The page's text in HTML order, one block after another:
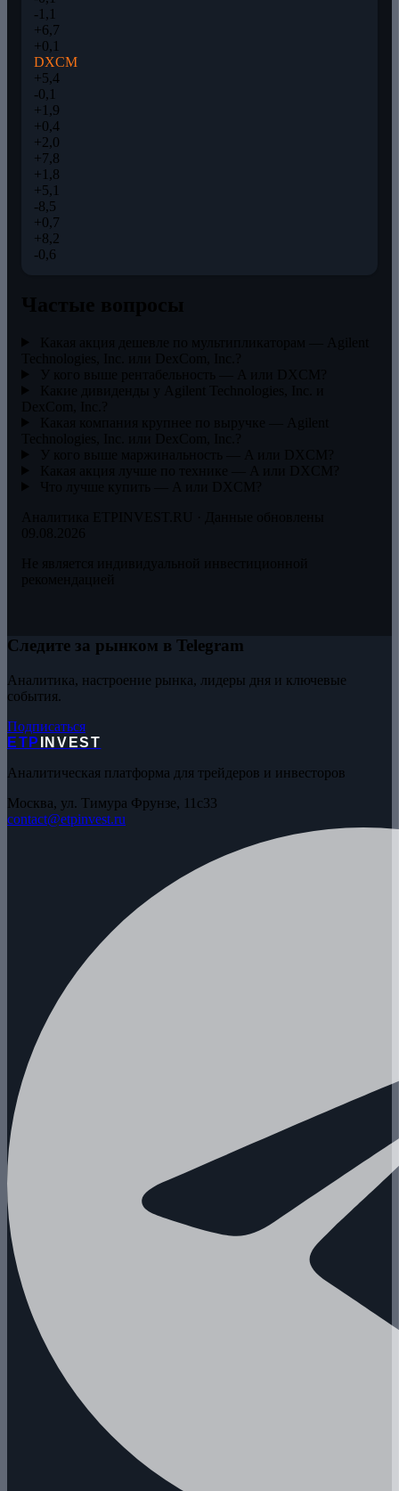
-1,1
+6,7
+0,1
DXCM
+5,4
-0,1
+1,9
+0,4
+2,0
+7,8
+1,8
+5,1
-8,5
+0,7
+8,2
-0,6
Следите за рынком в Telegram
Аналитика, настроение рынка, лидеры дня и ключевые
события.
Подписаться
ETP
INVEST
Аналитическая платформа для трейдеров и инвесторов
Москва, ул. Тимура Фрунзе, 11с33
contact@etpinvest.ru